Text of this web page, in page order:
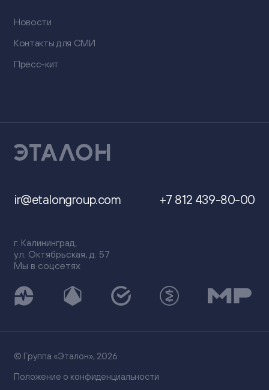
ir@etalongroup.com +7 812 439-80-00
г. Калининград,
ул. Октябрьская, д. 57
Мы в соцсетях
Новости
Контакты для СМИ
Пресс-кит
© Группа «Эталон», 2026
Положение о конфиденциальности